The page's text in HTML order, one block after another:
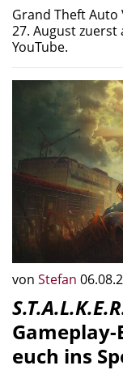
Grand Theft Auto
27. August
YouTube.
von Stefan
euch ins